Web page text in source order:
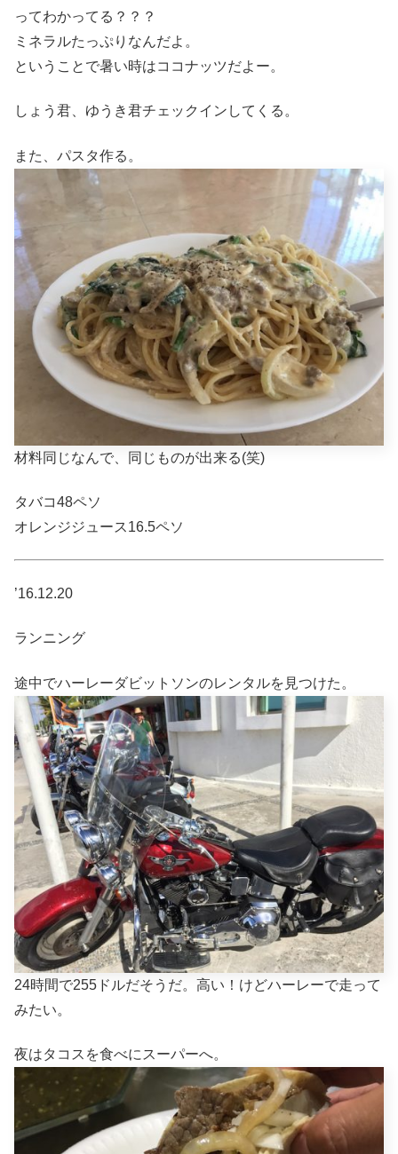
ってわかってる？？？
ミネラルたっぷりなんだよ。
ということで暑い時はココナッツだよー。
しょう君、ゆうき君チェックインしてくる。
また、パスタ作る。
材料同じなんで、同じものが出来る(笑)
タバコ48ペソ
オレンジジュース16.5ペソ
’16.12.20
ランニング
途中でハーレーダビットソンのレンタルを見つけた。
24時間で255ドルだそうだ。高い！けどハーレーで走って
みたい。
夜はタコスを食べにスーパーへ。